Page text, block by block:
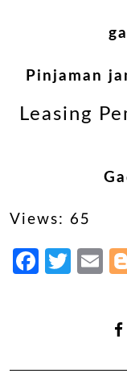
Pinjaman
Leasing
Views: 65